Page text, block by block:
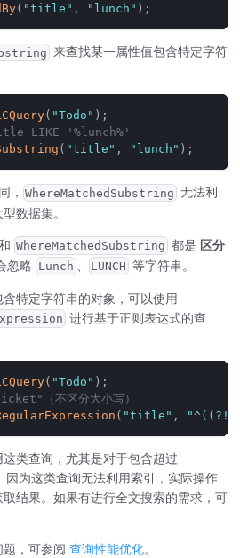
( "title" , "lunch" ) ;
来查找某一属性值包含特定字符
( "Todo" ) ;
LIKE '%lunch%'
( "title" , "lunch" ) ;
， WhereMatchedSubstring 无法利
数据集。
WhereMatchedSubstring 都是 区分
忽略 Lunch LUNCH 等字符串。
特定字符串的对象，可以使用
进行基于正则表达式的查
( "Todo" ) ;
（不区分大小写）
( "title" ,
类查询，尤其是对于包含超过
为这类查询无法利用索引，实际操作
结果。如果有进行全文搜索的需求，可
，可参阅 查询性能优化。